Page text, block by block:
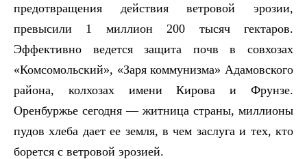
предотвращения действия ветровой эрозии,
превысили 1 миллион 200 тысяч гектаров.
Эффективно ведется защита почв в совхозах
«Комсомольский», «Заря коммунизма» Адамовского
района, колхозах имени Кирова и Фрунзе.
Оренбуржье сегодня — житница страны, миллионы
пудов хлеба дает ее земля, в чем заслуга и тех, кто
борется с ветровой эрозией.